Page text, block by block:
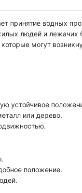
принятие водных
людей и лежачих
могут
устойчивое
или дерево.
положение.